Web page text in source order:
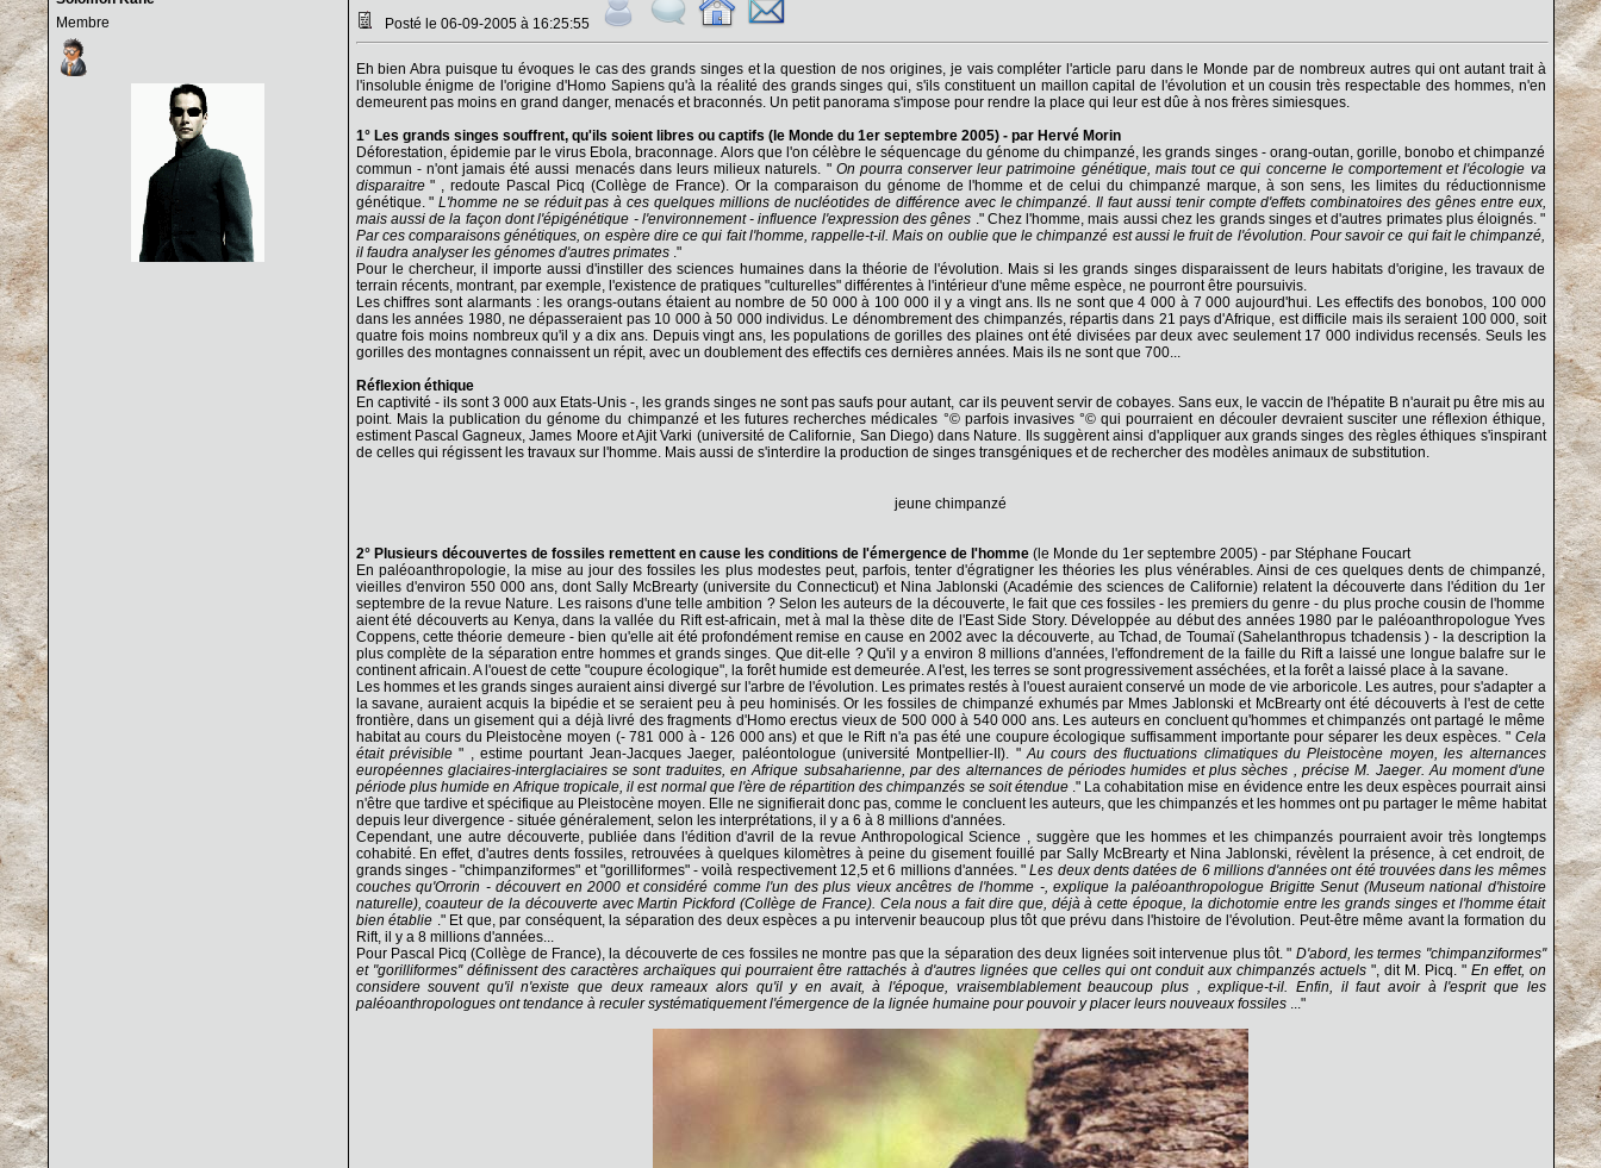
Membre
Posté le 06-09-2005 à 16:25:55
Eh bien Abra puisque tu évoques le cas des grands singes et la question de nos origines, je vais compléter l'article paru dans le Monde par de nombreux autres qui ont autant trait à
l'insoluble énigme de l'origine d'Homo Sapiens qu'à la réalité des grands singes qui, s'ils constituent un maillon capital de l'évolution et un cousin très respectable des hommes, n'en
demeurent pas moins en grand danger, menacés et braconnés. Un petit panorama s'impose pour rendre la place qui leur est dûe à nos frères simiesques.
1° Les grands singes souffrent, qu'ils soient libres ou captifs (le Monde du 1er septembre 2005) - par Hervé Morin
Déforestation, épidemie par le virus Ebola, braconnage. Alors que l'on célèbre le séquencage du génome du chimpanzé, les grands singes - orang-outan, gorille, bonobo et chimpanzé
commun - n'ont jamais été aussi menacés dans leurs milieux naturels. "On pourra conserver leur patrimoine génétique, mais tout ce qui concerne le comportement et l'écologie va
disparaitre" , redoute Pascal Picq (Collège de France). Or la comparaison du génome de l'homme et de celui du chimpanzé marque, à son sens, les limites du réductionnisme
génétique. " L'homme ne se réduit pas à ces quelques millions de nucléotides de différence avec le chimpanzé. Il faut aussi tenir compte d'effets combinatoires des gênes entre eux,
mais aussi de la façon dont l'épigénétique - l'environnement - influence l'expression des gênes ." Chez l'homme, mais aussi chez les grands singes et d'autres primates plus éloignés. "
Par ces comparaisons génétiques, on espère dire ce qui fait l'homme, rappelle-t-il. Mais on oublie que le chimpanzé est aussi le fruit de l'évolution. Pour savoir ce qui fait le chimpanzé,
il faudra analyser les génomes d'autres primates ."
Pour le chercheur, il importe aussi d'instiller des sciences humaines dans la théorie de l'évolution. Mais si les grands singes disparaissent de leurs habitats d'origine, les travaux de
terrain récents, montrant, par exemple, l'existence de pratiques "culturelles" différentes à l'intérieur d'une même espèce, ne pourront être poursuivis.
Les chiffres sont alarmants : les orangs-outans étaient au nombre de 50 000 à 100 000 il y a vingt ans. Ils ne sont que 4 000 à 7 000 aujourd'hui. Les effectifs des bonobos, 100 000
dans les années 1980, ne dépasseraient pas 10 000 à 50 000 individus. Le dénombrement des chimpanzés, répartis dans 21 pays d'Afrique, est difficile mais ils seraient 100 000, soit
quatre fois moins nombreux qu'il y a dix ans. Depuis vingt ans, les populations de gorilles des plaines ont été divisées par deux avec seulement 17 000 individus recensés. Seuls les
gorilles des montagnes connaissent un répit, avec un doublement des effectifs ces dernières années. Mais ils ne sont que 700...
Réflexion éthique
En captivité - ils sont 3 000 aux Etats-Unis -, les grands singes ne sont pas saufs pour autant, car ils peuvent servir de cobayes. Sans eux, le vaccin de l'hépatite B n'aurait pu être mis au
point. Mais la publication du génome du chimpanzé et les futures recherches médicales °© parfois invasives °© qui pourraient en découler devraient susciter une réflexion éthique,
estiment Pascal Gagneux, James Moore et Ajit Varki (université de Californie, San Diego) dans Nature. Ils suggèrent ainsi d'appliquer aux grands singes des règles éthiques s'inspirant
de celles qui régissent les travaux sur l'homme. Mais aussi de s'interdire la production de singes transgéniques et de rechercher des modèles animaux de substitution.
jeune chimpanzé
2° Plusieurs découvertes de fossiles remettent en cause les conditions de l'émergence de l'homme (le Monde du 1er septembre 2005) - par Stéphane Foucart
En paléoanthropologie, la mise au jour des fossiles les plus modestes peut, parfois, tenter d'égratigner les théories les plus vénérables. Ainsi de ces quelques dents de chimpanzé,
vieilles d'environ 550 000 ans, dont Sally McBrearty (universite du Connecticut) et Nina Jablonski (Académie des sciences de Californie) relatent la découverte dans l'édition du 1er
septembre de la revue Nature. Les raisons d'une telle ambition ? Selon les auteurs de la découverte, le fait que ces fossiles - les premiers du genre - du plus proche cousin de l'homme
aient été découverts au Kenya, dans la vallée du Rift est-africain, met à mal la thèse dite de l'East Side Story. Développée au début des années 1980 par le paléoanthropologue Yves
Coppens, cette théorie demeure - bien qu'elle ait été profondément remise en cause en 2002 avec la découverte, au Tchad, de Toumaï (Sahelanthropus tchadensis ) - la description la
plus complète de la séparation entre hommes et grands singes. Que dit-elle ? Qu'il y a environ 8 millions d'années, l'effondrement de la faille du Rift a laissé une longue balafre sur le
continent africain. A l'ouest de cette "coupure écologique", la forêt humide est demeurée. A l'est, les terres se sont progressivement asséchées, et la forêt a laissé place à la savane.
Les hommes et les grands singes auraient ainsi divergé sur l'arbre de l'évolution. Les primates restés à l'ouest auraient conservé un mode de vie arboricole. Les autres, pour s'adapter a
la savane, auraient acquis la bipédie et se seraient peu à peu hominisés. Or les fossiles de chimpanzé exhumés par Mmes Jablonski et McBrearty ont été découverts à l'est de cette
frontière, dans un gisement qui a déjà livré des fragments d'Homo erectus vieux de 500 000 à 540 000 ans. Les auteurs en concluent qu'hommes et chimpanzés ont partagé le même
habitat au cours du Pleistocène moyen (- 781 000 à - 126 000 ans) et que le Rift n'a pas été une coupure écologique suffisamment importante pour séparer les deux espèces. "Cela
était prévisible" , estime pourtant Jean-Jacques Jaeger, paléontologue (université Montpellier-II). "Au cours des fluctuations climatiques du Pleistocène moyen, les alternances
européennes glaciaires-interglaciaires se sont traduites, en Afrique subsaharienne, par des alternances de périodes humides et plus sèches , précise M. Jaeger. Au moment d'une
période plus humide en Afrique tropicale, il est normal que l'ère de répartition des chimpanzés se soit étendue ." La cohabitation mise en évidence entre les deux espèces pourrait ainsi
n'être que tardive et spécifique au Pleistocène moyen. Elle ne signifierait donc pas, comme le concluent les auteurs, que les chimpanzés et les hommes ont pu partager le même habitat
depuis leur divergence - située généralement, selon les interprétations, il y a 6 à 8 millions d'années.
Cependant, une autre découverte, publiée dans l'édition d'avril de la revue Anthropological Science , suggère que les hommes et les chimpanzés pourraient avoir très longtemps
cohabité. En effet, d'autres dents fossiles, retrouvées à quelques kilomètres à peine du gisement fouillé par Sally McBrearty et Nina Jablonski, révèlent la présence, à cet endroit, de
grands singes - "chimpanziformes" et "gorilliformes" - voilà respectivement 12,5 et 6 millions d'années. " Les deux dents datées de 6 millions d'années ont été trouvées dans les mêmes
couches qu'Orrorin - découvert en 2000 et considéré comme l'un des plus vieux ancêtres de l'homme -, explique la paléoanthropologue Brigitte Senut (Museum national d'histoire
naturelle), coauteur de la découverte avec Martin Pickford (Collège de France). Cela nous a fait dire que, déjà à cette époque, la dichotomie entre les grands singes et l'homme était
bien établie ." Et que, par conséquent, la séparation des deux espèces a pu intervenir beaucoup plus tôt que prévu dans l'histoire de l'évolution. Peut-être même avant la formation du
Rift, il y a 8 millions d'années...
Pour Pascal Picq (Collège de France), la découverte de ces fossiles ne montre pas que la séparation des deux lignées soit intervenue plus tôt. " D'abord, les termes "chimpanziformes''
et "gorilliformes'' définissent des caractères archaïques qui pourraient être rattachés à d'autres lignées que celles qui ont conduit aux chimpanzés actuels ", dit M. Picq. "En effet, on
considere souvent qu'il n'existe que deux rameaux alors qu'il y en avait, à l'époque, vraisemblablement beaucoup plus , explique-t-il. Enfin, il faut avoir à l'esprit que les
paléoanthropologues ont tendance à reculer systématiquement l'émergence de la lignée humaine pour pouvoir y placer leurs nouveaux fossiles ..."